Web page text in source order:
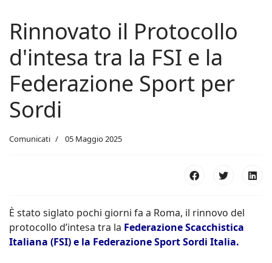
Rinnovato il Protocollo
d'intesa tra la FSI e la
Federazione Sport per
Sordi
Comunicati 05 Maggio 2025
È stato siglato pochi giorni fa a Roma, il rinnovo del
protocollo d’intesa tra la Federazione Scacchistica
Italiana (FSI) e la Federazione Sport Sordi Italia.